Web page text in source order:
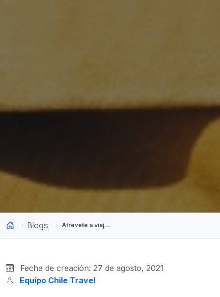
Blogs Atrévete a viajar solo por Chile y descubre uno de los países más seguros de Latinoamérica
Fecha de creación: 27 de agosto, 2021
Equipo Chile Travel